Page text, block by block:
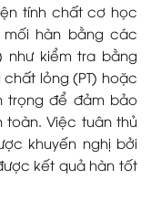
tính chất cơ học
hàn bằng các
như kiểm tra bằng
lỏng (PT) hoặc
trọng để đảm bảo
Việc tuân thủ
khuyến nghị bởi
kết quả hàn tốt